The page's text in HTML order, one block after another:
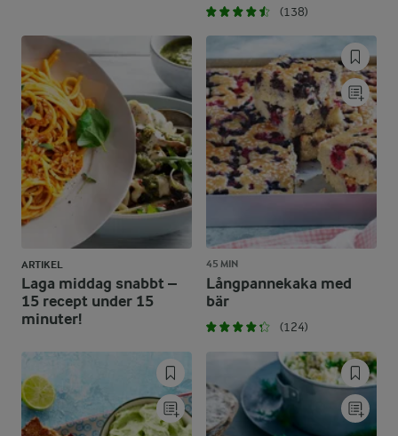
(138)
ARTIKEL
Laga middag snabbt –
15 recept under 15
minuter!
45 MIN
Långpannekaka med
bär
(124)